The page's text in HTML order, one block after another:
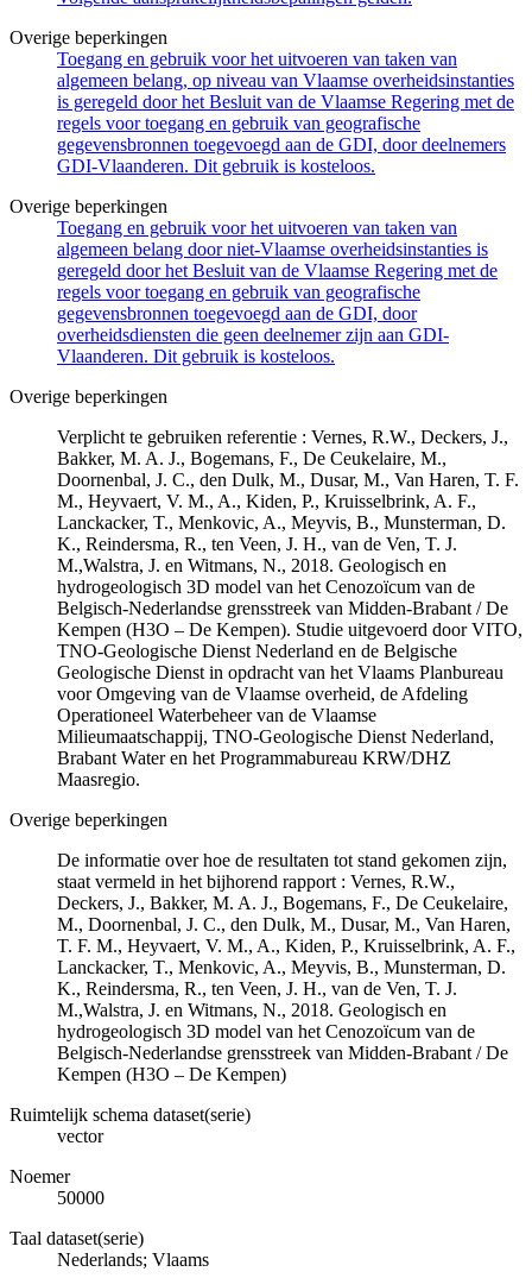
Overige beperkingen
Toegang en gebruik voor het uitvoeren van taken van
algemeen belang, op niveau van Vlaamse overheidsinstanties
is geregeld door het Besluit van de Vlaamse Regering met de
regels voor toegang en gebruik van geografische
gegevensbronnen toegevoegd aan de GDI, door deelnemers
GDI-Vlaanderen. Dit gebruik is kosteloos.
Overige beperkingen
Toegang en gebruik voor het uitvoeren van taken van
algemeen belang door niet-Vlaamse overheidsinstanties is
geregeld door het Besluit van de Vlaamse Regering met de
regels voor toegang en gebruik van geografische
gegevensbronnen toegevoegd aan de GDI, door
overheidsdiensten die geen deelnemer zijn aan GDI-
Vlaanderen. Dit gebruik is kosteloos.
Overige beperkingen
Verplicht te gebruiken referentie : Vernes, R.W., Deckers, J.,
Bakker, M. A. J., Bogemans, F., De Ceukelaire, M.,
Doornenbal, J. C., den Dulk, M., Dusar, M., Van Haren, T. F.
M., Heyvaert, V. M., A., Kiden, P., Kruisselbrink, A. F.,
Lanckacker, T., Menkovic, A., Meyvis, B., Munsterman, D.
K., Reindersma, R., ten Veen, J. H., van de Ven, T. J.
M.,Walstra, J. en Witmans, N., 2018. Geologisch en
hydrogeologisch 3D model van het Cenozoïcum van de
Belgisch-Nederlandse grensstreek van Midden-Brabant / De
Kempen (H3O – De Kempen). Studie uitgevoerd door VITO,
TNO-Geologische Dienst Nederland en de Belgische
Geologische Dienst in opdracht van het Vlaams Planbureau
voor Omgeving van de Vlaamse overheid, de Afdeling
Operationeel Waterbeheer van de Vlaamse
Milieumaatschappij, TNO-Geologische Dienst Nederland,
Brabant Water en het Programmabureau KRW/DHZ
Maasregio.
Overige beperkingen
De informatie over hoe de resultaten tot stand gekomen zijn,
staat vermeld in het bijhorend rapport : Vernes, R.W.,
Deckers, J., Bakker, M. A. J., Bogemans, F., De Ceukelaire,
M., Doornenbal, J. C., den Dulk, M., Dusar, M., Van Haren,
T. F. M., Heyvaert, V. M., A., Kiden, P., Kruisselbrink, A. F.,
Lanckacker, T., Menkovic, A., Meyvis, B., Munsterman, D.
K., Reindersma, R., ten Veen, J. H., van de Ven, T. J.
M.,Walstra, J. en Witmans, N., 2018. Geologisch en
hydrogeologisch 3D model van het Cenozoïcum van de
Belgisch-Nederlandse grensstreek van Midden-Brabant / De
Kempen (H3O – De Kempen)
Ruimtelijk schema dataset(serie)
vector
Noemer
50000
Taal dataset(serie)
Nederlands; Vlaams